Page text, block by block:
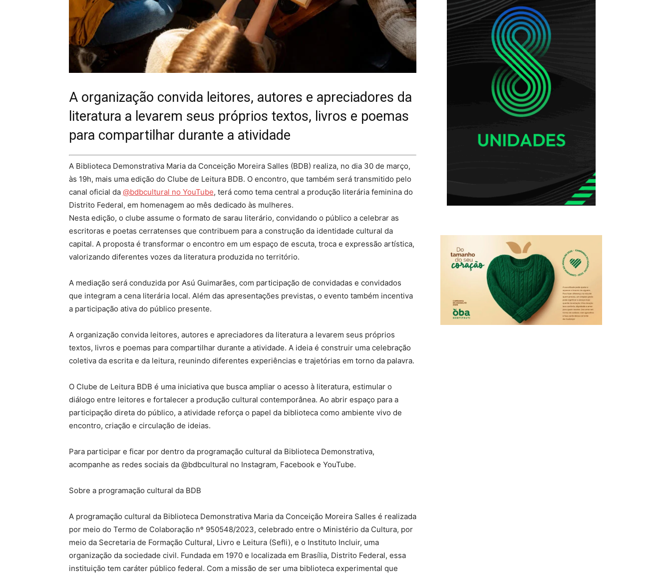
A organização convida leitores, autores e apreciadores da
literatura a levarem seus próprios textos, livros e poemas
para compartilhar durante a atividade
A Biblioteca Demonstrativa Maria da Conceição Moreira Salles (BDB) realiza, no dia 30 de março,
às 19h, mais uma edição do Clube de Leitura BDB. O encontro, que também será transmitido pelo
canal oficial da @bdbcultural no YouTube, terá como tema central a produção literária feminina do
Distrito Federal, em homenagem ao mês dedicado às mulheres.
Nesta edição, o clube assume o formato de sarau literário, convidando o público a celebrar as
escritoras e poetas cerratenses que contribuem para a construção da identidade cultural da
capital. A proposta é transformar o encontro em um espaço de escuta, troca e expressão artística,
valorizando diferentes vozes da literatura produzida no território.
A mediação será conduzida por Asú Guimarães, com participação de convidadas e convidados
que integram a cena literária local. Além das apresentações previstas, o evento também incentiva
a participação ativa do público presente.
A organização convida leitores, autores e apreciadores da literatura a levarem seus próprios
textos, livros e poemas para compartilhar durante a atividade. A ideia é construir uma celebração
coletiva da escrita e da leitura, reunindo diferentes experiências e trajetórias em torno da palavra.
O Clube de Leitura BDB é uma iniciativa que busca ampliar o acesso à literatura, estimular o
diálogo entre leitores e fortalecer a produção cultural contemporânea. Ao abrir espaço para a
participação direta do público, a atividade reforça o papel da biblioteca como ambiente vivo de
encontro, criação e circulação de ideias.
Para participar e ficar por dentro da programação cultural da Biblioteca Demonstrativa,
acompanhe as redes sociais da @bdbcultural no Instagram, Facebook e YouTube.
Sobre a programação cultural da BDB
A programação cultural da Biblioteca Demonstrativa Maria da Conceição Moreira Salles é realizada
por meio do Termo de Colaboração nº 950548/2023, celebrado entre o Ministério da Cultura, por
meio da Secretaria de Formação Cultural, Livro e Leitura (Sefli), e o Instituto Incluir, uma
organização da sociedade civil. Fundada em 1970 e localizada em Brasília, Distrito Federal, essa
instituição tem caráter público federal. Com a missão de ser uma biblioteca experimental que